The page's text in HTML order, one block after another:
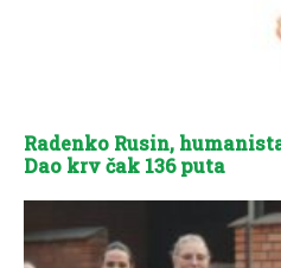
Radenko Rusin,
Dao krv čak 136 puta